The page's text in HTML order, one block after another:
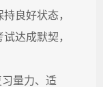
良好状态，
达成默契，
量力、适